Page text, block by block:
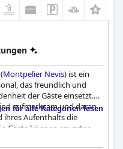
Nevis) ist ein
das freundlich und
der Gäste einsetzt.
aufmerksam und daran
ihres Aufenthalts die
Gäste können erwarten,
willkommen, geschätzt
für alle Kategorien lesen